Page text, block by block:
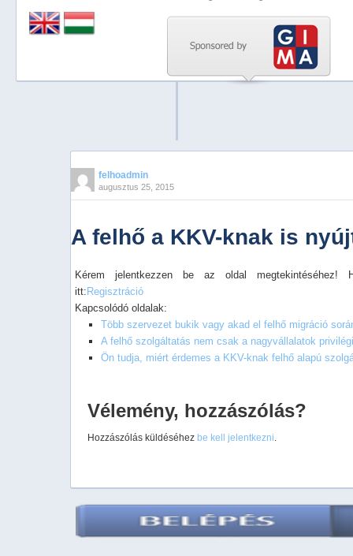
felhoadmin
augusztus 25, 2015
A felhő a KKV-knak is
Kérem jelentkezzen be az oldal megtekintéséhez!
itt: Regisztráció
Kapcsolódó oldalak:
Több szervezet bukik vagy akad el felhő migráció
A felhő szolgáltatás nem csak a nagyvállalatok
Ön tudja, miért érdemes a KKV-knak felhő alapú
Vélemény, hozzászólás?
Hozzászólás küldéséhez be kell jelentkezni.